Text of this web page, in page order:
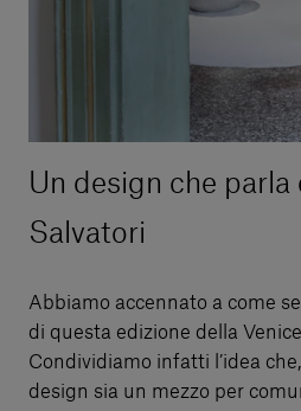
Un design che parla
Salvatori
Abbiamo accennato a come
di questa edizione della
Condividiamo infatti l’idea
design sia un mezzo per